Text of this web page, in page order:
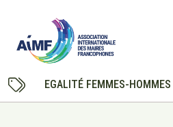
EGALITÉ FEMMES-HOMMES